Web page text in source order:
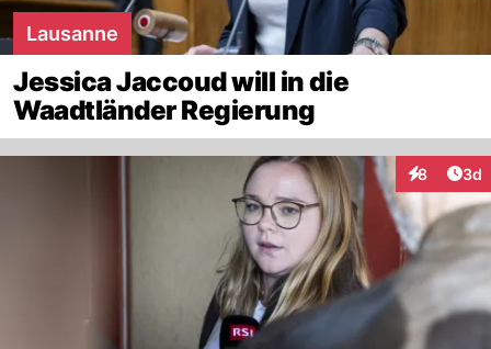
Lausanne
Jessica Jaccoud will in die
Waadtländer Regierung
8 3d